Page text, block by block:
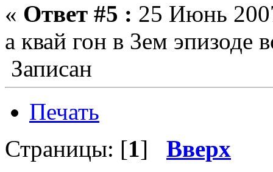
« Ответ #5 : 25 Июнь
а квай гон в 3ем эпизоде
Записан
Печать
Страницы: [1] Вверх